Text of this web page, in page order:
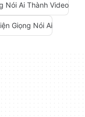
Nói Ai Thành Video
Giọng Nói Ai